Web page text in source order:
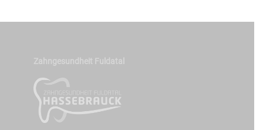
Zahngesundheit Fuldatal